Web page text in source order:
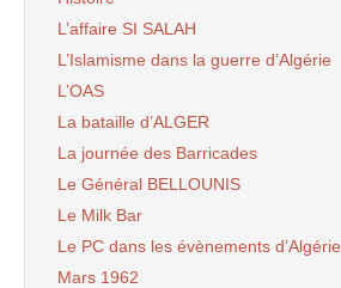
L’affaire SI SALAH
L’Islamisme dans la guerre d’Algérie
L’OAS
La bataille d’ALGER
La journée des Barricades
Le Général BELLOUNIS
Le Milk Bar
Le PC dans les évènements d’Algérie
Mars 1962